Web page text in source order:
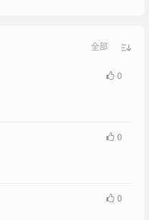
全部
0
0
0